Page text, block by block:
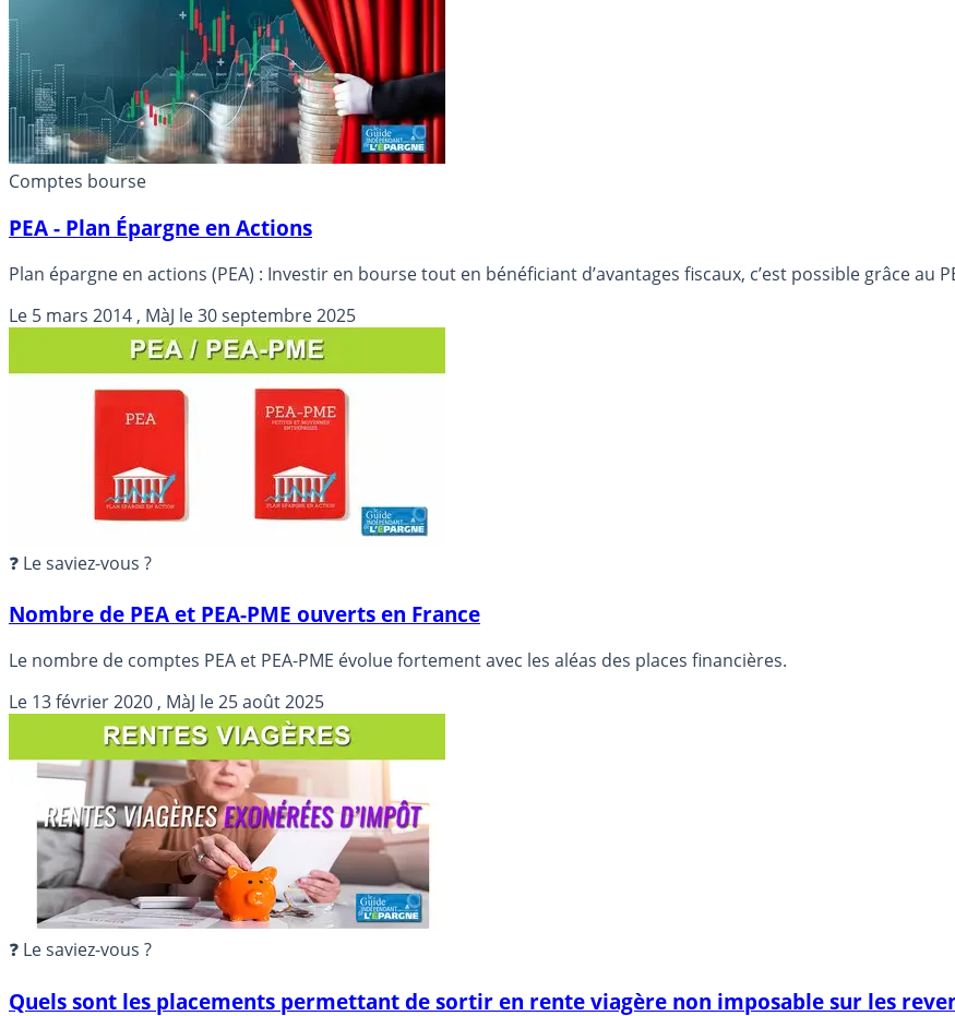
Comptes bourse
PEA - Plan Épargne en Actions
Plan épargne en actions (PEA) : Investir en bourse tout en bénéficiant d’avantages fiscaux, c’est possible grâce au
Le 5 mars 2014 , MàJ le30 septembre 2025
❓ Le saviez-vous ?
Nombre de PEA et PEA-PME ouverts en France
Le nombre de comptes PEA et PEA-PME évolue fortement avec les aléas des places financières.
Le 13 février 2020 , MàJ le25 août 2025
❓ Le saviez-vous ?
Quels sont les placements permettant de sortir en rente viagère non imposable sur les